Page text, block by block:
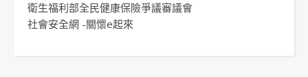
衛生福利部全民健康保險爭議審議會
社會安全網 -關懷e起來